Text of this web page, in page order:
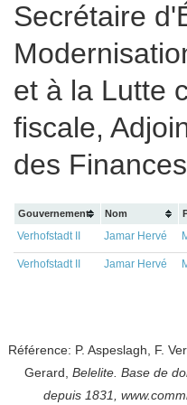
Secrétaire
et à la Lutte
fiscale,
des Finances
Gouvernement Nom
Verhofstadt II Jamar Hervé
Verhofstadt II Jamar Hervé
Référence: P. Aspeslagh, F.
Gerard, Belelite. Base de
depuis 1831,